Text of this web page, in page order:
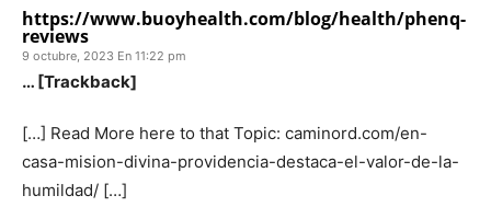
https://www.buoyhealth.com/blog/health/phenq-
reviews
9 octubre, 2023 En 11:22 pm
… [Trackback]
[…] Read More here to that Topic: caminord.com/en-
casa-mision-divina-providencia-destaca-el-valor-de-la-
humildad/ […]